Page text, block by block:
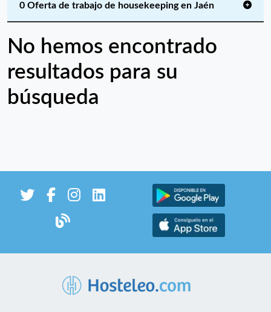
0 Oferta de trabajo de housekeeping en Jaén
No hemos encontrado
resultados para su
búsqueda